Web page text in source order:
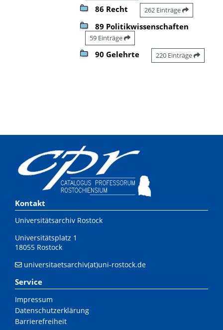
86 Recht 262 Einträge
89 Politikwissenschaften
59 Einträge
90 Gelehrte 220 Einträge
Kontakt
Universitätsarchiv Rostock
Universitätsplatz 1
18055 Rostock
universitaetsarchiv(at)uni-rostock.de
Service
Impressum
Datenschutzerklärung
Barrierefreiheit